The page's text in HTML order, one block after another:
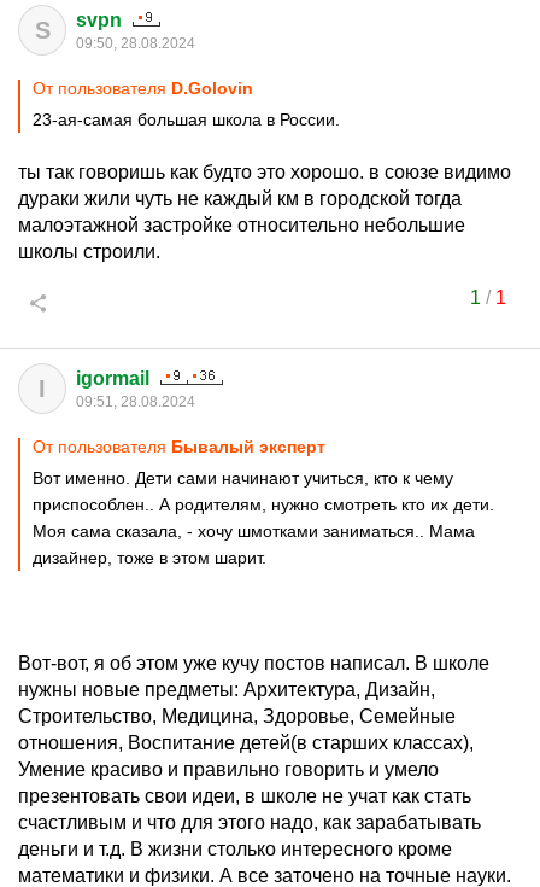
S svpn
09:50, 28.08.2024
От пользователя D.Golovin
23-ая-самая большая школа в России.
ты так говоришь как будто это хорошо. в союзе видимо
дураки жили чуть не каждый км в городской тогда
малоэтажной застройке относительно небольшие
школы строили.
1 / 1
I igormail
09:51, 28.08.2024
От пользователя Бывалый эксперт
Вот именно. Дети сами начинают учиться, кто к чему
приспособлен.. А родителям, нужно смотреть кто их дети.
Моя сама сказала, - хочу шмотками заниматься.. Мама
дизайнер, тоже в этом шарит.
Вот-вот, я об этом уже кучу постов написал. В школе
нужны новые предметы: Архитектура, Дизайн,
Строительство, Медицина, Здоровье, Семейные
отношения, Воспитание детей(в старших классах),
Умение красиво и правильно говорить и умело
презентовать свои идеи, в школе не учат как стать
счастливым и что для этого надо, как зарабатывать
деньги и т.д. В жизни столько интересного кроме
математики и физики. А все заточено на точные науки.